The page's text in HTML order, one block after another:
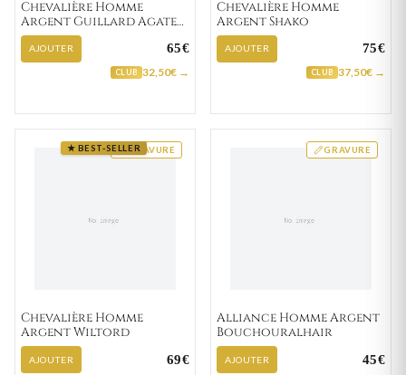
Chevalière Homme
Argent Guillard Agate
Noir
AJOUTER 65€
CLUB 32,50€ →
Chevalière Homme
Argent Shako
AJOUTER 75€
CLUB 37,50€ →
GRAVURE
★ BEST-SELLER
Chevalière Homme
Argent Wiltord
AJOUTER 69€
GRAVURE
Alliance Homme Argent
Bouchouralhair
AJOUTER 45€